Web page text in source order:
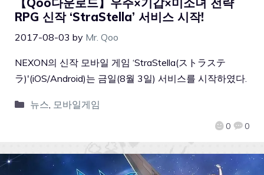
RPG 신작 ‘StraStella’ 서비스 시작!
2017-08-03 by Mr. Qoo
0 0
NEXON의 신작 모바일 게임 ‘StraStella(ストラステ
ラ)'(iOS/Android)는 금일(8월 3일) 서비스를 시작하였다.
뉴스, 모바일게임